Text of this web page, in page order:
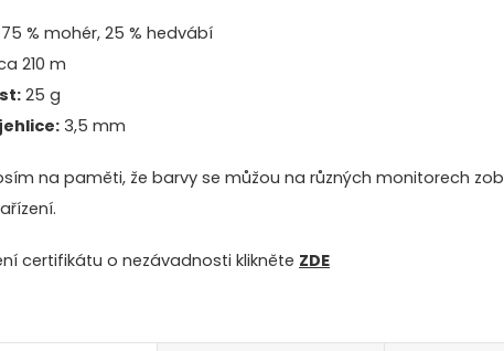
75 % mohér, 25 % hedvábí
210 m
25 g
3,5 mm
na paměti, že barvy se můžou na různých monitorech
certifikátu o nezávadnosti klikněte ZDE